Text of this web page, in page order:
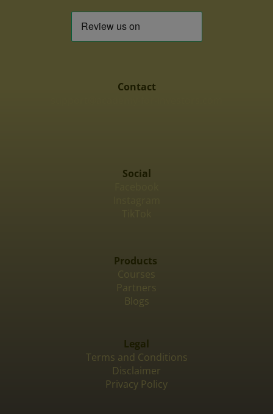
Contact
Social
Products
Courses
Partners
Blogs
Legal
Terms and Conditions
Disclaimer
Privacy Policy